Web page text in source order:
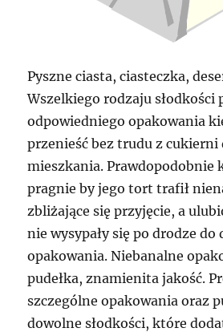
Pyszne ciasta, ciasteczka,
Wszelkiego rodzaju słodkości
odpowiedniego opakowania
przenieść bez trudu z cukierni
mieszkania. Prawdopodobnie
pragnie by jego tort trafił
zbliżające się przyjęcie, a
nie wysypały się po drodze do
opakowania. Niebanalne
pudełka, znamienita jakość.
szczególne opakowania oraz
dowolne słodkości, które